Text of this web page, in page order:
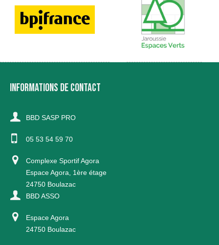
INFORMATIONS DE CONTACT
BBD SASP PRO
05 53 54 59 70
Complexe Sportif Agora
Espace Agora, 1ère étage
24750 Boulazac
BBD ASSO
Espace Agora
24750 Boulazac